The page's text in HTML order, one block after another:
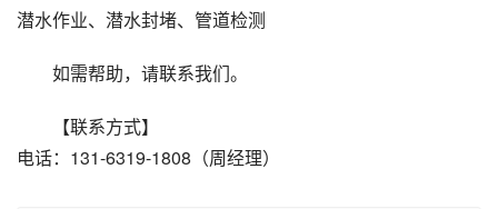
潜水作业、潜水封堵、管道检测
如需帮助，请联系我们。
【联系方式】
电话：131-6319-1808（周经理）